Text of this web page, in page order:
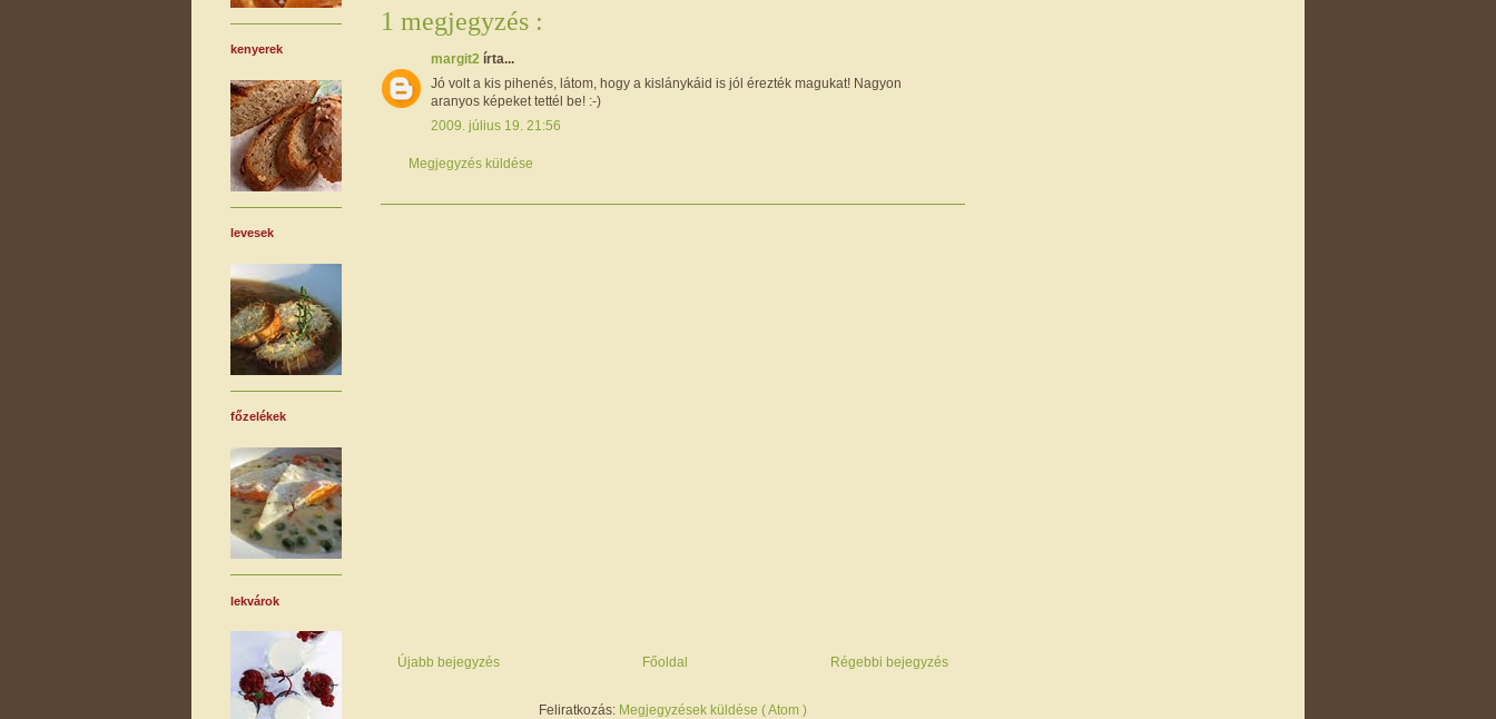
1 megjegyzés :
margit2 írta...
Jó volt a kis pihenés, látom, hogy a kislánykáid is jól érezték magukat! Nagyon
aranyos képeket tettél be! :-)
2009. július 19. 21:56
Megjegyzés küldése
Újabb bejegyzés Régebbi bejegyzés
Főoldal
Feliratkozás: Megjegyzések küldése ( Atom )
kenyerek
levesek
főzelékek
lekvárok